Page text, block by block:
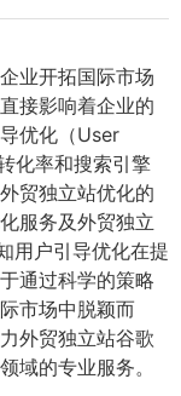
业开拓国际市场
接影响着企业的
优化（User
化率和搜索引擎
贸独立站优化的
服务及外贸独立
用户引导优化在提
通过科学的策略
市场中脱颖而
外贸独立站谷歌
域的专业服务。